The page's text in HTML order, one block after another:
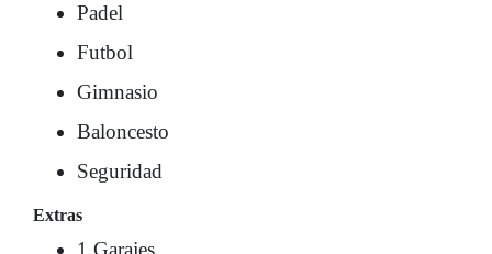
Padel
Futbol
Gimnasio
Baloncesto
Seguridad
Extras
1 Garajes